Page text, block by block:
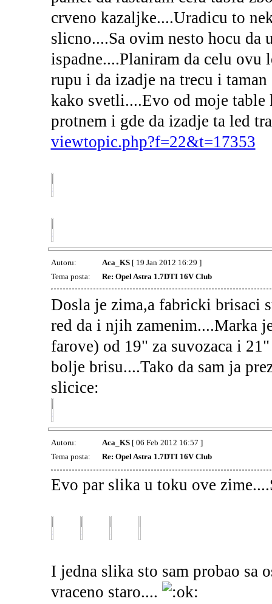
crveno kazaljke....Uradicu to
slicno....Sa ovim nesto hocu da
ispadne....Planiram da celu
rupu i da izadje na trecu i
kako svetli....Evo od moje table
protnem i gde da izadje ta led
viewtopic.php?f=22&t=17353
Autoru: Aca_KS[ 19 Jan 2012 16:29 ]
Tema posta:
Re: Opel Astra 1.7DTI 16V Club
Dosla je zima,a fabricki brisaci
red da i njih zamenim....Marka
farove) od 19" za suvozaca i
bolje brisu....Tako da sam ja
slicice:
Autoru: Aca_KS[ 06 Feb 2012 16:57 ]
Tema posta:
Re: Opel Astra 1.7DTI 16V Club
Evo par slika u toku ove
I jedna slika sto sam probao sa
vraceno staro....